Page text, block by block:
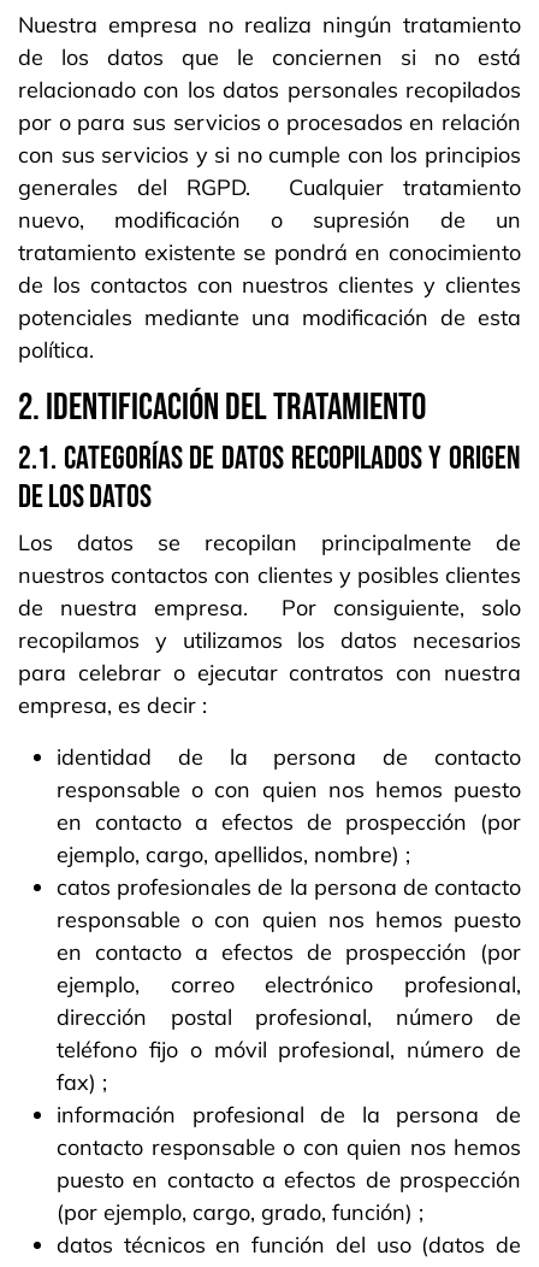
Nuestra empresa no realiza ningún tratamiento
de los datos que le conciernen si no está
relacionado con los datos personales recopilados
por o para sus servicios o procesados en relación
con sus servicios y si no cumple con los principios
generales del RGPD. Cualquier tratamiento
nuevo, modificación o supresión de un
tratamiento existente se pondrá en conocimiento
de los contactos con nuestros clientes y clientes
potenciales mediante una modificación de esta
política.
2. IDENTIFICACIÓN DEL TRATAMIENTO
2.1. CATEGORÍAS DE DATOS RECOPILADOS Y ORIGEN
DE LOS DATOS
Los datos se recopilan principalmente de
nuestros contactos con clientes y posibles clientes
de nuestra empresa. Por consiguiente, solo
recopilamos y utilizamos los datos necesarios
para celebrar o ejecutar contratos con nuestra
empresa, es decir :
identidad de la persona de contacto
responsable o con quien nos hemos puesto
en contacto a efectos de prospección (por
ejemplo, cargo, apellidos, nombre) ;
catos profesionales de la persona de contacto
responsable o con quien nos hemos puesto
en contacto a efectos de prospección (por
ejemplo, correo electrónico profesional,
dirección postal profesional, número de
teléfono fijo o móvil profesional, número de
fax) ;
información profesional de la persona de
contacto responsable o con quien nos hemos
puesto en contacto a efectos de prospección
(por ejemplo, cargo, grado, función) ;
datos técnicos en función del uso (datos de